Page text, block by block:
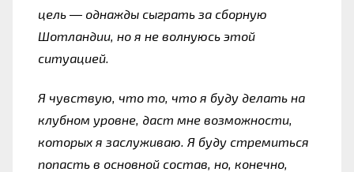
цель — однажды сыграть за сборную
Шотландии, но я не волнуюсь этой
ситуацией.
Я чувствую, что то, что я буду делать на
клубном уровне, даст мне возможности,
которых я заслуживаю. Я буду стремиться
попасть в основной состав, но, конечно,